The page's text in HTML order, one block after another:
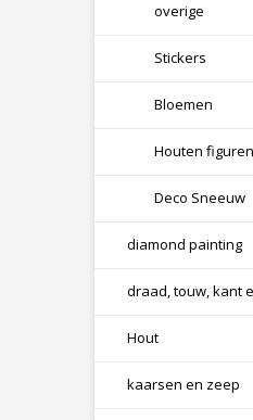
overige
Stickers
Bloemen
Houten figuren
Deco Sneeuw
diamond painting
draad, touw, kant
Hout
kaarsen en zeep